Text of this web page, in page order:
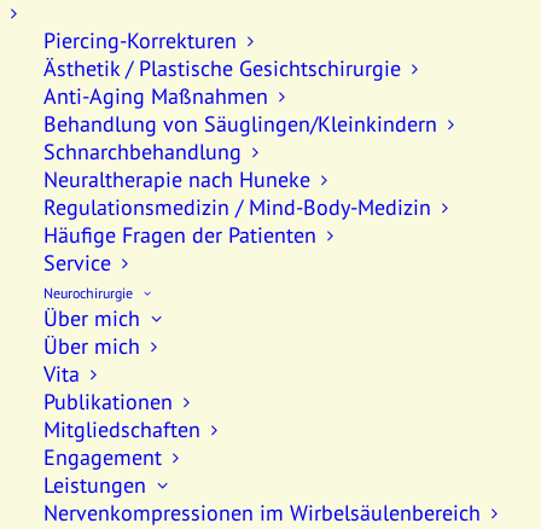
Piercing-Korrekturen
Ästhetik / Plastische Gesichtschirurgie
Anti-Aging Maßnahmen
Behandlung von Säuglingen/Kleinkindern
Schnarchbehandlung
Neuraltherapie nach Huneke
Regulationsmedizin / Mind-Body-Medizin
Häufige Fragen der Patienten
Service
Neurochirurgie
Über mich
Über mich
Vita
Publikationen
Mitgliedschaften
Engagement
Leistungen
Nervenkompressionen im Wirbelsäulenbereich
Berner Weg 9
Zugang: An der Wiese 2
79539 Lörrach
Tel.+49 7621 42 28 64 0
team@praxis-an-der-wiese.de
MKG MUND-, KIEFER-,
GESICHTSCHIRURGIE
NEURALTHERAPIE
Implantologie
Weisheitszähne
Wurzelspitzenresektion